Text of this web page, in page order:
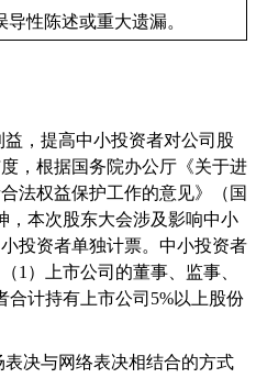
性陈述或重大遗漏。
，提高中小投资者对公司股
，根据国务院办公厅《关于进
法权益保护工作的意见》（国
，本次股东大会涉及影响中小
投资者单独计票。中小投资者
1 ）上市公司的董事、监事、
合计持有上市公司 5%以上股份
决与网络表决相结合的方式